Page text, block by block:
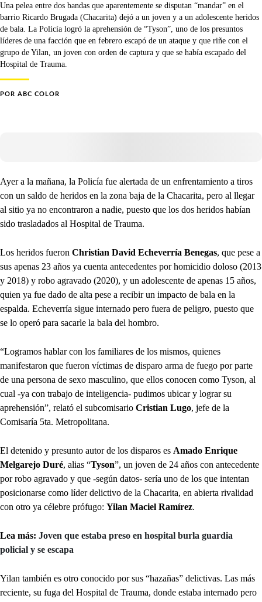
Una pelea entre dos bandas que aparentemente se disputan “mandar” en el
barrio Ricardo Brugada (Chacarita) dejó a un joven y a un adolescente heridos
de bala. La Policía logró la aprehensión de “Tyson”, uno de los presuntos
líderes de una facción que en febrero escapó de un ataque y que riñe con el
grupo de Yilan, un joven con orden de captura y que se había escapado del
Hospital de Trauma.
POR ABC COLOR
Ayer a la mañana, la Policía fue alertada de un enfrentamiento a tiros
con un saldo de heridos en la zona baja de la Chacarita, pero al llegar
al sitio ya no encontraron a nadie, puesto que los dos heridos habían
sido trasladados al Hospital de Trauma.
Los heridos fueron Christian David Echeverría Benegas, que pese a
sus apenas 23 años ya cuenta antecedentes por homicidio doloso (2013
y 2018) y robo agravado (2020), y un adolescente de apenas 15 años,
quien ya fue dado de alta pese a recibir un impacto de bala en la
espalda. Echeverría sigue internado pero fuera de peligro, puesto que
se lo operó para sacarle la bala del hombro.
“Logramos hablar con los familiares de los mismos, quienes
manifestaron que fueron víctimas de disparo arma de fuego por parte
de una persona de sexo masculino, que ellos conocen como Tyson, al
cual -ya con trabajo de inteligencia- pudimos ubicar y lograr su
aprehensión”, relató el subcomisario Cristian Lugo, jefe de la
Comisaría 5ta. Metropolitana.
El detenido y presunto autor de los disparos es Amado Enrique
Melgarejo Duré, alias “Tyson”, un joven de 24 años con antecedente
por robo agravado y que -según datos- sería uno de los que intentan
posicionarse como líder delictivo de la Chacarita, en abierta rivalidad
con otro ya célebre prófugo: Yilan Maciel Ramírez.
Lea más: Joven que estaba preso en hospital burla guardia
policial y se escapa
Yilan también es otro conocido por sus “hazañas” delictivas. Las más
reciente, su fuga del Hospital de Trauma, donde estaba internado pero